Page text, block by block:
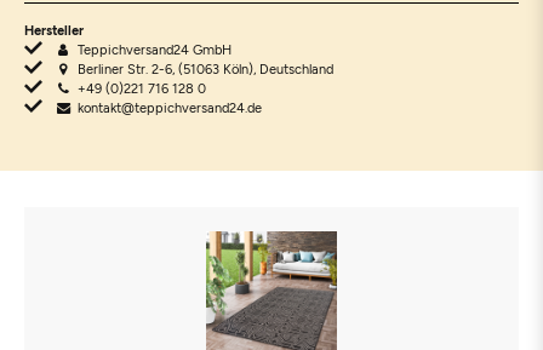
Hersteller
Teppichversand24 GmbH
Berliner Str. 2-6, (51063 Köln), Deutschland
+49 (0)221 716 128 0
kontakt@teppichversand24.de